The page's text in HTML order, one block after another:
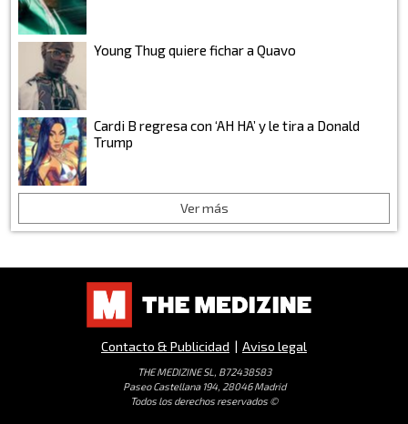
Young Thug quiere fichar a Quavo
Cardi B regresa con ‘AH HA’ y le tira a Donald
Trump
Ver más
Contacto & Publicidad | Aviso legal
THE MEDIZINE SL, B72438583
Paseo Castellana 194, 28046 Madrid
Todos los derechos reservados ©